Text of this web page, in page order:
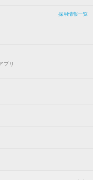
採用情報一覧
プリ